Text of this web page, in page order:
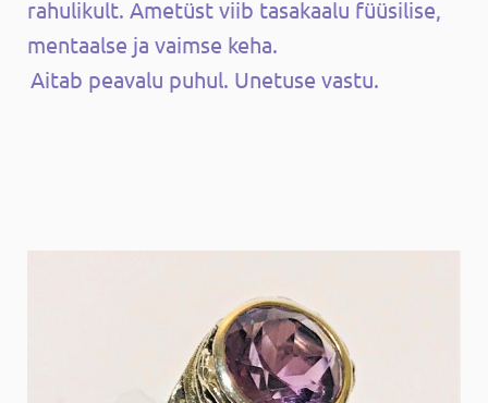
rahulikult. Ametüst viib tasakaalu füüsilise,
mentaalse ja vaimse keha.
Aitab peavalu puhul. Unetuse vastu.